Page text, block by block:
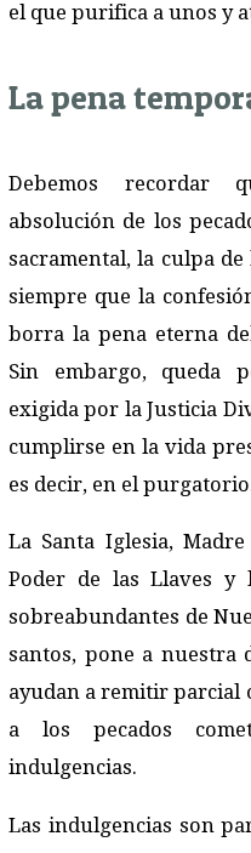
el que purifica a unos y
La pena
Debemos recordar
absolución de los
sacramental, la culpa
siempre que la
borra la pena eterna
Sin embargo, queda
exigida por la Justicia
cumplirse en la vida
es decir, en el
La Santa Iglesia,
Poder de las Llaves y
sobreabundantes de
santos, pone a nuestra
ayudan a remitir parcial
a los pecados
indulgencias.
Las indulgencias son